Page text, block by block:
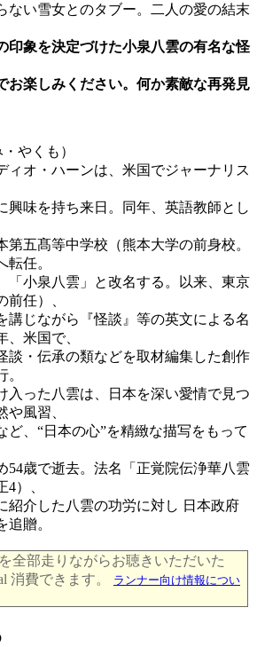
ない雪女とのタブー。二人の愛の結末
印象を決定づけた小泉八雲の有名な怪
お楽しみください。何か素敵な再発見
やくも）
ィオ・ハーンは、米国でジャーナリス
興味を持ち来日。同年、英語教師とし
第五髙等中学校（熊本大学の前身校。
任。
「小泉八雲」と改名する。以来、東京
任）、
講じながら『怪談』等の英文による名
、米国で、
談・伝承の類などを取材編集した創作
入った八雲は、日本を深い愛情で見つ
風習、
ど、“日本の心”を精緻な描写をもって
54歳で逝去。法名「正覚院伝浄華八雲
4）、
紹介した八雲の功労に対し 日本政府
追贈。
全部走りながらお聴きいただいた
消費できます。
ランナー向け情報につい